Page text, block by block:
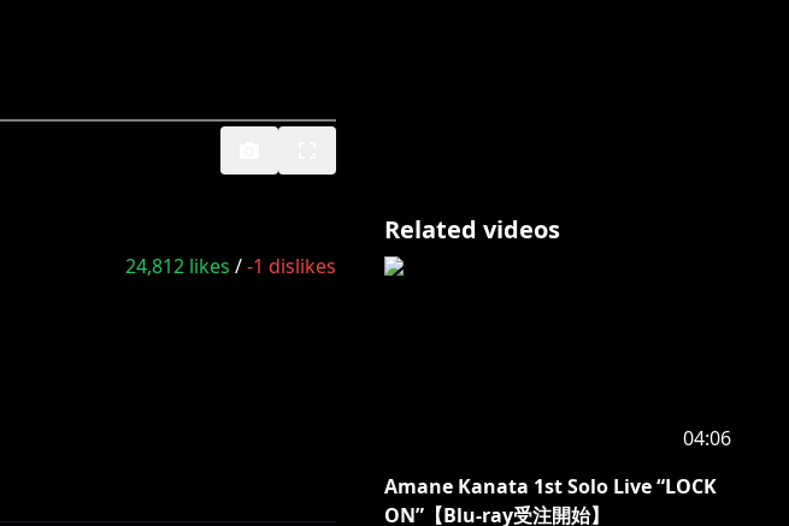
24,812 likes /-1 dislikes
Related videos
04:06
Amane Kanata 1st Solo Live “LOCK
ON”【Blu-ray受注開始】